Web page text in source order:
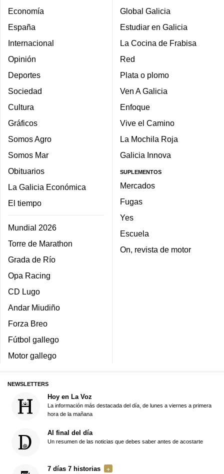
Economía
España
Internacional
Opinión
Deportes
Sociedad
Cultura
Gráficos
Somos Agro
Somos Mar
Obituarios
La Galicia Económica
El tiempo
Mundial 2026
Torre de Marathon
Grada de Río
Opa Racing
CD Lugo
Andar Miudiño
Forza Breo
Fútbol gallego
Motor gallego
Global Galicia
Estudiar en Galicia
La Cocina de Frabisa
Red
Plata o plomo
Ven A Galicia
Enfoque
Vive el Camino
La Mochila Roja
Galicia Innova
SUPLEMENTOS
Mercados
Fugas
Yes
Escuela
On, revista de motor
NEWSLETTERS
Hoy en La Voz
La información más destacada del día, de lunes a viernes a primera
hora de la mañana
Al final del día
Un resumen de las noticias que debes saber antes de acostarte
7 días 7 historias